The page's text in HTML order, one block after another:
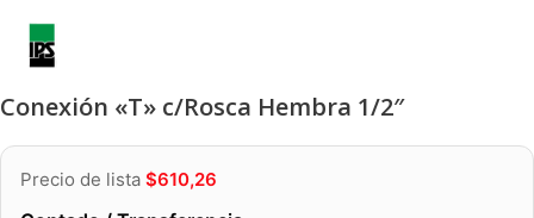
Conexión «T» c/Rosca Hembra 1/2″
Precio de lista $610,26